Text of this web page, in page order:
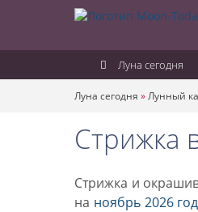
Луна сегодня
Луна сегодня »Лунный
Стрижка
Стрижка и
на ноябрь 2026